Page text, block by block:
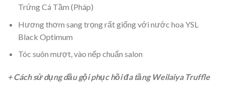
Trứng Cá Tầm (Pháp)
Hương thơm sang trọng rất giống với nước hoa YSL
Black Optimum
Tóc suôn mượt, vào nếp chuẩn salon
+ Cách sử dụng dầu gội phục hồi đa tầng Weilaiya Truffle